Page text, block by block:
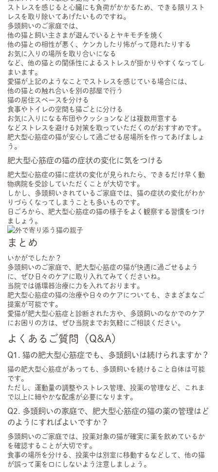
ストレスを感じると心臓にも負荷がかかるため、できる限りスト
レスを取り除いてあげたいものですね。
多頭飼いのご家庭では、
他の猫と飼い主さまが遊んでいるとヤキモチを焼く
他の猫との相性が悪く、ケンカしたり怖がって隠れたりする
お気に入りの場所を取り合いになる
など、他の猫との関係性によるストレスが掛かりやすくなってし
まいます。
愛猫が上記のようなことでストレスを感じている場合には、
他の猫との触れ合いを別の部屋で行う
猫の居住スペースを分ける
食事やトイレの空間も猫ごとに分ける
お気に入りになる布団やクッションなどは複数用意する
などストレスを避ける対策を取っていただくのがおすすめです。
肥大型心筋症の猫が安心して過ごせる居場所を作ってあげましょ
う。
肥大型心筋症の猫の症状の変化に気をつける
肥大型心筋症の猫に症状の変化が見られたら、できるだけ早く動
物病院を受診していただくことが大切です。
しかし、多頭飼いされているご家庭では、猫の症状の変化がわか
りづらくなってしまうことも多いものです。
日ごろから、肥大型心筋症の猫の様子をよく観察する習慣をつけ
ましょう。
まとめ
いかがでしたか？
多頭飼いのご家庭で、肥大型心筋症の猫が快適に過ごせるよう
に、ぜひ日々のケアに取り入れてみてくださいね。
当院では循環器治療に力を入れております。
肥大型心筋症の猫の治療や日々のケアについても、さまざまなご
提案が可能です。
愛猫が肥大型心筋症と診断された方や、多頭飼いのなかでのケア
にお困りの方は、ぜひ当院までお気軽にご相談ください。
よくあるご質問（Q&A）
Q1. 猫の肥大型心筋症でも、多頭飼いは続けられますか？
猫の肥大型心筋症があっても、多頭飼いを続けること自体は可能
です。
ただし、運動量の調整やストレス管理、投薬の管理など、これま
で以上に細やかな配慮が必要になります。
Q2. 多頭飼いの家庭で、肥大型心筋症の猫の薬の管理はど
のようにすればよいですか？
多頭飼いのご家庭では、投薬対象の猫が確実に薬を飲めているか
を確認することが大切です。
食事の場所を分ける、投薬中は別室に移動するなどして、他の猫
が誤って薬を口にしないよう注意しましょう。